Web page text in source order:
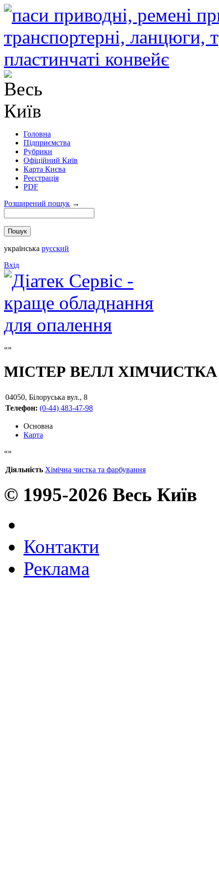
Головна
Підприємства
Рубрики
Офіційний Київ
Карта Києва
Реєстрація
PDF
Розширений пошук →
українська русский
Вхід
МІСТЕР ВЕЛЛ ХІМЧИСТКА
04050, Білоруська вул., 8
Телефон: (0-44) 483-47-98
Основна
Карта
Діяльність Хімічна чистка та фарбування
© 1995-2026 Весь Київ
Контакти
Реклама